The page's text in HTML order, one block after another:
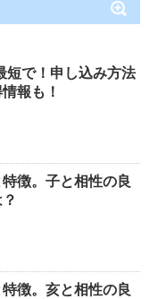
短で！申し込み方法
報も！
徴。子と相性の良
徴。亥と相性の良